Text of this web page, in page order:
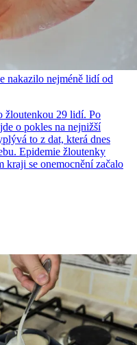
nakazilo nejméně lidí od
žloutenkou 29 lidí. Po
o pokles na nejnižší
to z dat, která dnes
Epidemie žloutenky
kraji se onemocnění začalo